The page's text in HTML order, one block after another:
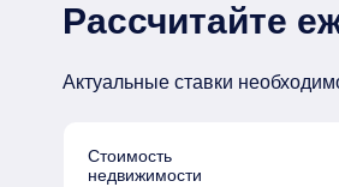
Рассчитайте
Актуальные ставки
Стоимость
недвижимости